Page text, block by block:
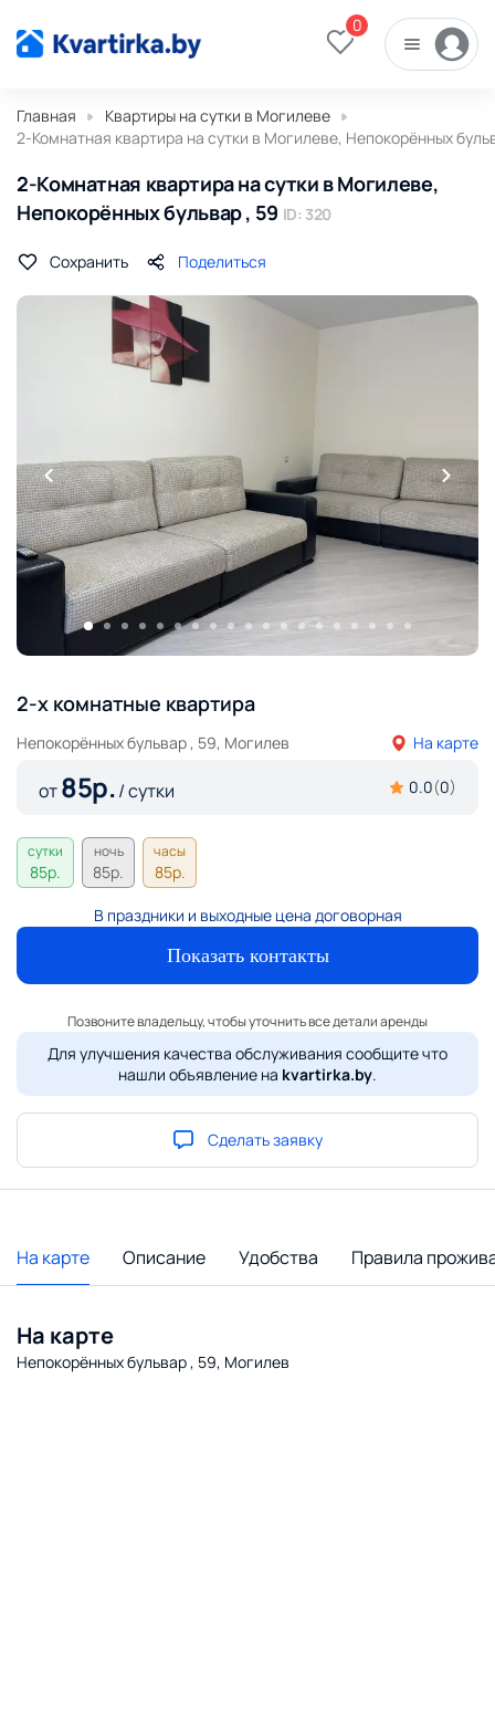
0
Главная
Квартиры на сутки в Могилеве
2-Комнатная квартира на сутки в Могилеве, Непокорённых
2-Комнатная квартира на сутки в Могилеве,
Непокорённых бульвар , 59 ID: 320
Сохранить Поделиться
2-х комнатные квартира
Непокорённых бульвар , 59, Могилев На карте
от85р./ сутки 0.0(0)
сутки
85р.
ночь
85р.
часы
85р.
В праздники и выходные цена договорная
Показать контакты
Позвоните владельцу, чтобы уточнить все детали аренды
Для улучшения качества обслуживания сообщите что
нашли объявление на kvartirka.by.
Сделать заявку
На карте Описание Удобства Правила
На карте
Непокорённых бульвар , 59, Могилев